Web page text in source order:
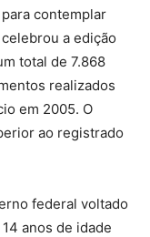
contemplar
a edição
total de 7.868
realizados
em 2005. O
ao registrado
federal voltado
anos de idade